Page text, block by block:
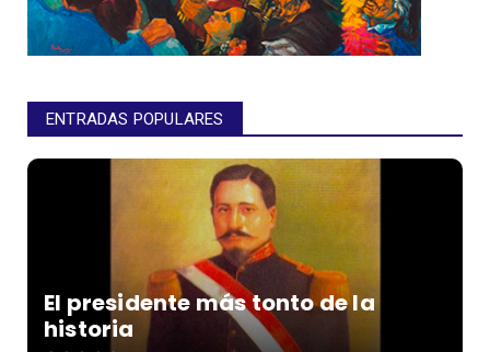
ENTRADAS POPULARES
El presidente más tonto de la
historia